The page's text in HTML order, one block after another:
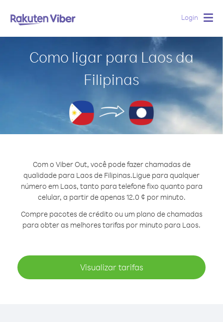
Login
Como ligar para Laos da
Filipinas
Com o Viber Out, você pode fazer chamadas de
qualidade para Laos de Filipinas.Ligue para qualquer
número em Laos, tanto para telefone fixo quanto para
celular, a partir de apenas 12.0 ¢ por minuto.
Compre pacotes de crédito ou um plano de chamadas
para obter as melhores tarifas por minuto para Laos.
Visualizar tarifas